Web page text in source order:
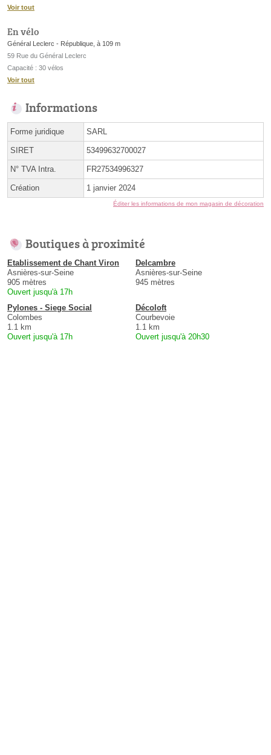
Voir tout
En vélo
Général Leclerc - République, à 109 m
59 Rue du Général Leclerc
Capacité : 30 vélos
Voir tout
Informations
Forme juridique SARL
SIRET 53499632700027
N° TVA Intra. FR27534996327
Création 1 janvier 2024
Éditer les informations de mon magasin de décoration
Boutiques à proximité
Etablissement de Chant Viron
Asnières-sur-Seine
905 mètres
Ouvert jusqu'à 17h
Delcambre
Asnières-sur-Seine
945 mètres
Pylones - Siege Social
Colombes
1.1 km
Ouvert jusqu'à 17h
Décoloft
Courbevoie
1.1 km
Ouvert jusqu'à 20h30